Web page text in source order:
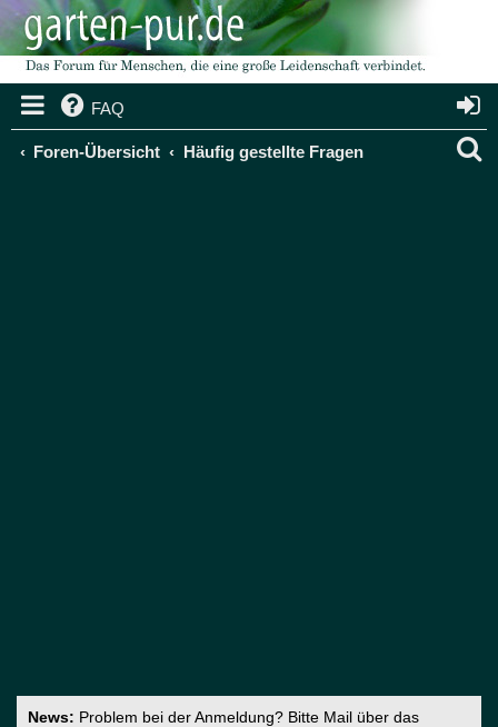
FAQ
Foren-Übersicht Häufig gestellte Fragen
News: Problem bei der Anmeldung? Bitte Mail über das